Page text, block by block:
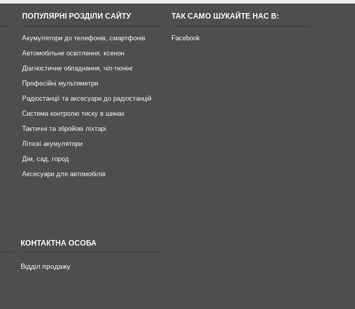
ПОПУЛЯРНІ РОЗДІЛИ САЙТУ
Акумулятори до телефонів, смартфонів
Автомобільне освітлення, ксенон
Діагностичне обладнання, чіп-тюнінг
Професійні мультиметри
Радіостанції та аксесуари до радіостанцій
Система контролю тиску в шинах
Тактичні та збройові ліхтарі
Літієві акумулятори
Дім, сад, город
Аксесуари для автомобілів
ТАК САМО ШУКАЙТЕ НАС В:
Facebook
Відділ продажу